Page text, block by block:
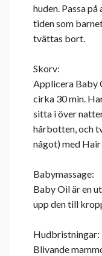
huden. Passa
tiden som
tvättas bort.
Skorv:
Applicera Baby
cirka 30 min.
sitta i över
hårbotten, och
något) med
Babymassage:
Baby Oil är en
upp den till
Hudbristningar:
Blivande